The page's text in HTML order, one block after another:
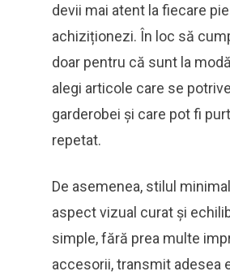
devii mai atent la fiecare
achiziționezi. În loc să
doar pentru că sunt la
alegi articole care se
garderobei și care pot fi
repetat.
De asemenea, stilul
aspect vizual curat și
simple, fără prea multe
accesorii, transmit adesea